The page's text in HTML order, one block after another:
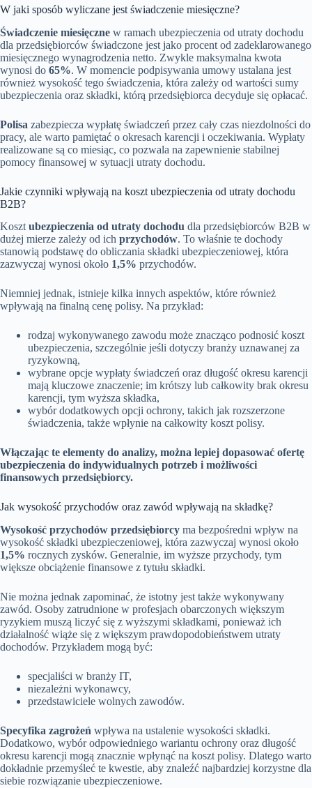
W jaki sposób wyliczane jest świadczenie miesięczne?
Świadczenie miesięczne w ramach ubezpieczenia od utraty dochodu
dla przedsiębiorców świadczone jest jako procent od zadeklarowanego
miesięcznego wynagrodzenia netto. Zwykle maksymalna kwota
wynosi do 65%. W momencie podpisywania umowy ustalana jest
również wysokość tego świadczenia, która zależy od wartości sumy
ubezpieczenia oraz składki, którą przedsiębiorca decyduje się opłacać.
Polisa zabezpiecza wypłatę świadczeń przez cały czas niezdolności do
pracy, ale warto pamiętać o okresach karencji i oczekiwania. Wypłaty
realizowane są co miesiąc, co pozwala na zapewnienie stabilnej
pomocy finansowej w sytuacji utraty dochodu.
Jakie czynniki wpływają na koszt ubezpieczenia od utraty dochodu
B2B?
Koszt ubezpieczenia od utraty dochodu dla przedsiębiorców B2B w
dużej mierze zależy od ich przychodów. To właśnie te dochody
stanowią podstawę do obliczania składki ubezpieczeniowej, która
zazwyczaj wynosi około 1,5% przychodów.
Niemniej jednak, istnieje kilka innych aspektów, które również
wpływają na finalną cenę polisy. Na przykład:
rodzaj wykonywanego zawodu może znacząco podnosić koszt
ubezpieczenia, szczególnie jeśli dotyczy branży uznawanej za
ryzykowną,
wybrane opcje wypłaty świadczeń oraz długość okresu karencji
mają kluczowe znaczenie; im krótszy lub całkowity brak okresu
karencji, tym wyższa składka,
wybór dodatkowych opcji ochrony, takich jak rozszerzone
świadczenia, także wpłynie na całkowity koszt polisy.
Włączając te elementy do analizy, można lepiej dopasować ofertę
ubezpieczenia do indywidualnych potrzeb i możliwości
finansowych przedsiębiorcy.
Jak wysokość przychodów oraz zawód wpływają na składkę?
Wysokość przychodów przedsiębiorcy ma bezpośredni wpływ na
wysokość składki ubezpieczeniowej, która zazwyczaj wynosi około
1,5% rocznych zysków. Generalnie, im wyższe przychody, tym
większe obciążenie finansowe z tytułu składki.
Nie można jednak zapominać, że istotny jest także wykonywany
zawód. Osoby zatrudnione w profesjach obarczonych większym
ryzykiem muszą liczyć się z wyższymi składkami, ponieważ ich
działalność wiąże się z większym prawdopodobieństwem utraty
dochodów. Przykładem mogą być:
specjaliści w branży IT,
niezależni wykonawcy,
przedstawiciele wolnych zawodów.
Specyfika zagrożeń wpływa na ustalenie wysokości składki.
Dodatkowo, wybór odpowiedniego wariantu ochrony oraz długość
okresu karencji mogą znacznie wpłynąć na koszt polisy. Dlatego warto
dokładnie przemyśleć te kwestie, aby znaleźć najbardziej korzystne dla
siebie rozwiązanie ubezpieczeniowe.